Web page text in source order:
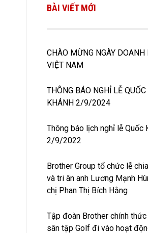
BÀI VIẾT MỚI
CHÀO MỪNG NGÀY DOANH
VIỆT NAM
THÔNG BÁO NGHỈ LỄ QUỐC
KHÁNH 2/9/2024
Thông báo lịch nghỉ lễ Quốc
2/9/2022
Brother Group tổ chức lễ
và tri ân anh Lương Mạnh
chị Phan Thị Bích Hằng
Tập đoàn Brother chính
sân tập Golf đi vào hoạt